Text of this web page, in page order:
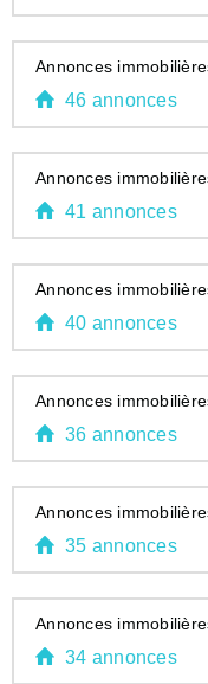
Annonces
46 annonces
Annonces
41 annonces
Annonces
40 annonces
Annonces
36 annonces
Annonces
35 annonces
Annonces
34 annonces